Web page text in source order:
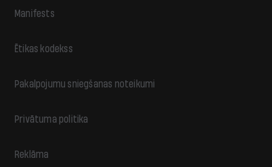
Manifests
Ētikas kodekss
Pakalpojumu sniegšanas noteikumi
Privātuma politika
Reklāma